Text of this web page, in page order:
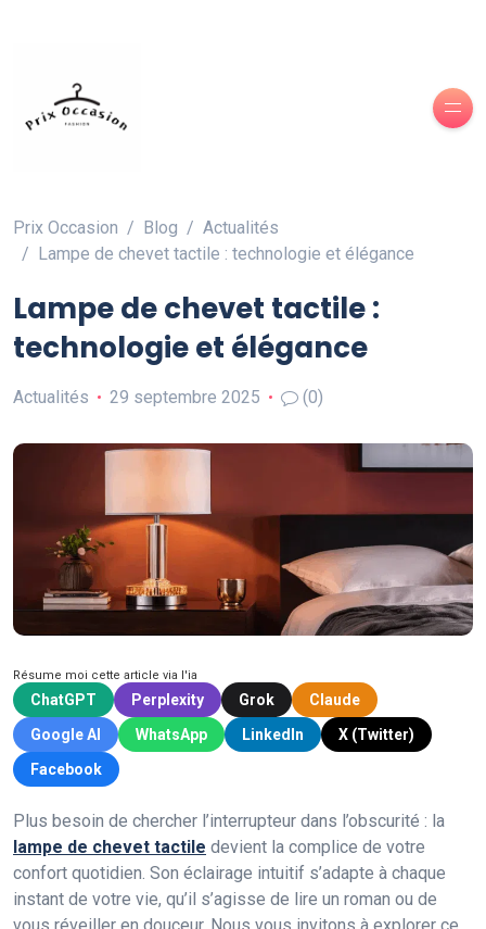
Prix Occasion Blog
Actualités
Lampe de chevet tactile : technologie et élégance
Lampe de chevet tactile :
technologie et élégance
Actualités 29 septembre 2025 (0)
Résume moi cette article via l'ia
ChatGPT Perplexity Grok
Claude
Google AI
WhatsApp LinkedIn
X (Twitter)
Facebook
Plus besoin de chercher l’interrupteur dans l’obscurité : la
lampe de chevet tactile devient la complice de votre
confort quotidien. Son éclairage intuitif s’adapte à chaque
instant de votre vie, qu’il s’agisse de lire un roman ou de
vous réveiller en douceur. Nous vous invitons à explorer ce